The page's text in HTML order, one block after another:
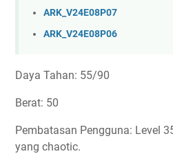
ARK_V24E08P07
ARK_V24E08P06
Daya Tahan: 55/90
Berat: 50
Pembatasan Pengguna: Level
yang chaotic.